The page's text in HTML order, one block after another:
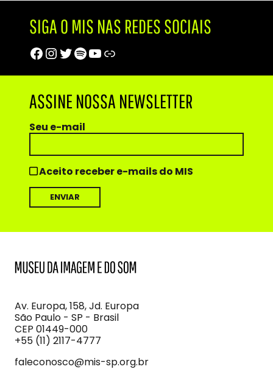
SIGA O MIS NAS REDES SOCIAIS
Facebook
Instagram
Twitter
Spotify
Youtube
Trip Advisor
ASSINE NOSSA NEWSLETTER
Seu e-mail
Aceito receber e-mails do MIS
Imagem
e
do
Som
Av. Europa, 158, Jd. Europa
São Paulo - SP - Brasil
CEP 01449-000
+55 (11) 2117-4777
faleconosco@mis-sp.org.br